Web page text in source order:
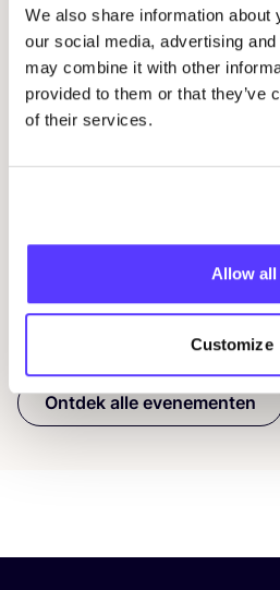
We also share information about
our social media, advertising
may combine it with other
provided to them or that they’ve
of their services.
Allow all
Customize
07 AUG
Drongensesteenweg 152, Gent
Ontdek alle evenementen